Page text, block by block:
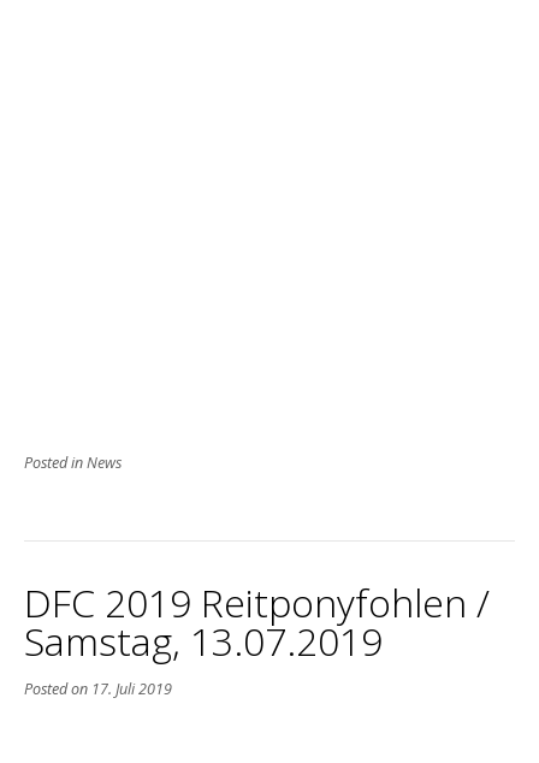
Posted inNews
DFC 2019 Reitponyfohlen /
Samstag, 13.07.2019
Posted on 17. Juli 2019